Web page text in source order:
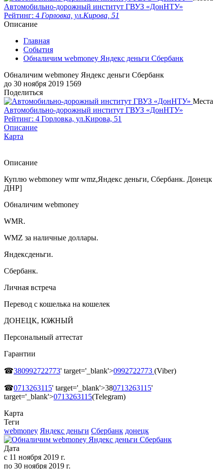
Автомобильно-дорожный институт ГВУЗ «ДонНТУ»
Рейтинг: 4 Горловка, ул.Кирова, 51
Описание
Главная
События
Обналичим webmoney Яндекс деньги Сбербанк
Обналичим webmoney Яндекс деньги Сбербанк
до 30 ноября 2019 1569
Поделиться
Места
Автомобильно-дорожный институт ГВУЗ «ДонНТУ»
Рейтинг: 4 Горловка, ул.Кирова, 51
Описание
Карта
Описание
Куплю webmoney wmr wmz,Яндекс деньги, Сбербанк. Донецк
ДНР]
Обналичим webmoney
WMR.
WMZ за наличные доллары.
Яндексденьги.
Сбербанк.
Личная встреча
Перевод с кошелька на кошелек
ДОНЕЦК, ЮЖНЫЙ
Персональный аттестат
Гарантии
☎380992722773' target='_blank'>0992722773 (Viber)
☎0713263115' target='_blank'>380713263115'
target='_blank'>0713263115(Telegram)
Карта
Теги
webmoney Яндекс деньги Сбербанк донецк
Дата
с 11 ноября 2019 г.
по 30 ноября 2019 г.